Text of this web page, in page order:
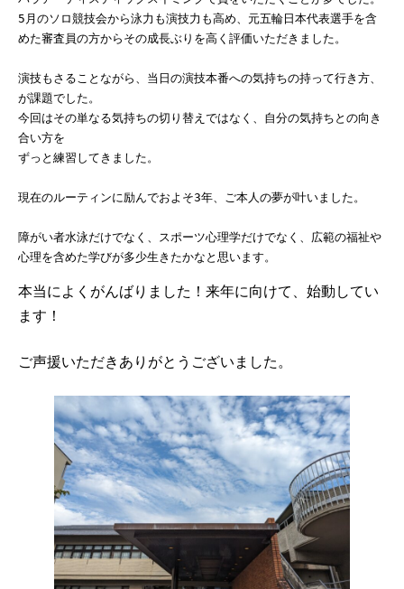
5月のソロ競技会から泳力も演技力も高め、元五輪日本代表選手を含
めた審査員の方からその成長ぶりを高く評価いただきました。
演技もさることながら、当日の演技本番への気持ちの持って行き方、
が課題でした。
今回はその単なる気持ちの切り替えではなく、自分の気持ちとの向き
合い方を
ずっと練習してきました。
現在のルーティンに励んでおよそ3年、ご本人の夢が叶いました。
障がい者水泳だけでなく、スポーツ心理学だけでなく、広範の福祉や
心理を含めた学びが多少生きたかなと思います。
本当によくがんばりました！来年に向けて、始動してい
ます！
ご声援いただきありがとうございました。